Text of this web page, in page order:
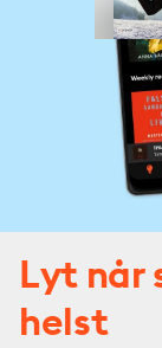
Lyt når
helst